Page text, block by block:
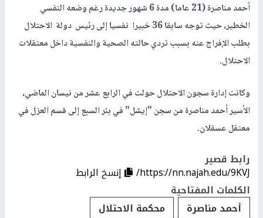
أحمد مناصرة (21 عاما) مدة 6 شهور جديدة رغم وضعه النفسي
الخطير، حيث توجه سابقا 36 خبيرا نفسيا إلى رئيس دولة الاحتلال
بطلب الإفراج عنه بسبب تردي حالته الصحية والنفسية داخل معتقلات
الاحتلال.
وكانت إدارة سجون الاحتلال حولت في الرابع عشر من نيسان الماضي،
الأسير أحمد مناصرة من سجن "إيشل" في بئر السبع إلى قسم العزل في
معتقل عسقلان.
رابط قصير
https://nn.najah.edu/9KVJ/
إنسخ الرابط
الكلمات المفتاحية
أحمد مناصرة
محكمة الاحتلال